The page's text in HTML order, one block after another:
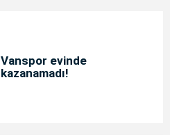
Vanspor evinde
kazanamadı!